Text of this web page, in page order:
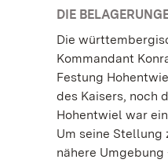
DIE
Die
Kommandant
Festung
des Kaisers, noch
Hohentwiel war
Um seine Stellung
nähere